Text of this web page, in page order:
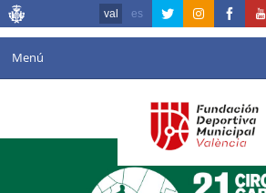
val es
Menú
Agenda